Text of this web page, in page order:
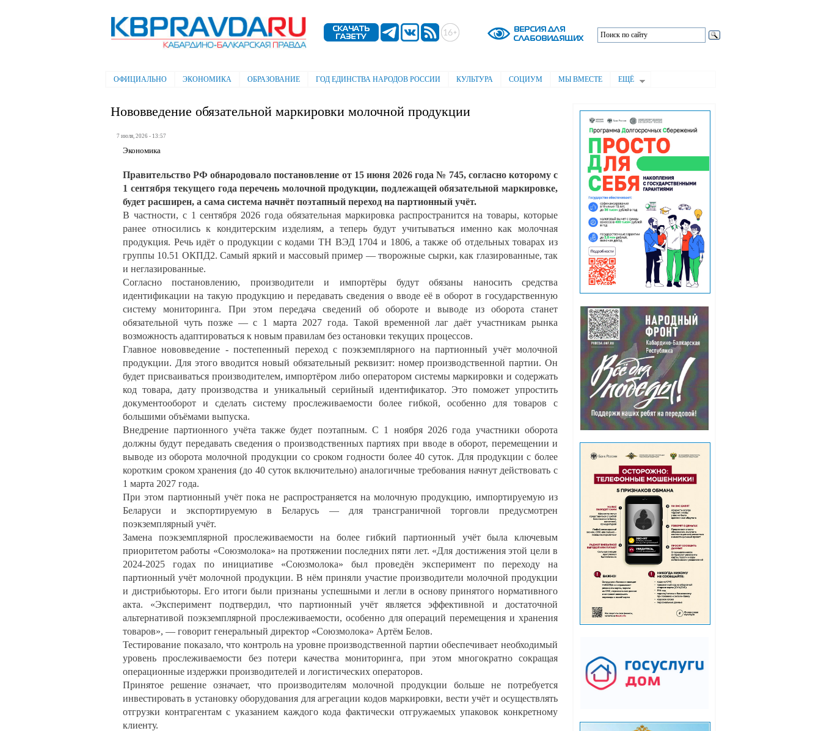
содержанию
Электронная газета "Кабардино-
Балкарская правда"
Главное меню
ОФИЦИАЛЬНО ЭКОНОМИКА ОБРАЗОВАНИЕ ГОД ЕДИНСТВА НАРОДОВ РОССИИ КУЛЬТУРА СОЦИУМ МЫ ВМЕСТЕ ЕЩЁ
Нововведение обязательной маркировки молочной продукции
7 июля, 2026 - 13:57
Экономика
Правительство РФ обнародовало постановление от 15 июня 2026 года № 745, согласно которому с
1 сентября текущего года перечень молочной продукции, подлежащей обязательной маркировке,
будет расширен, а сама система начнёт поэтапный переход на партионный учёт.
В частности, с 1 сентября 2026 года обязательная маркировка распространится на товары, которые
ранее относились к кондитерским изделиям, а теперь будут учитываться именно как молочная
продукция. Речь идёт о продукции с кодами ТН ВЭД 1704 и 1806, а также об отдельных товарах из
группы 10.51 ОКПД2. Самый яркий и массовый пример — творожные сырки, как глазированные, так
и неглазированные.
Согласно постановлению, производители и импортёры будут обязаны наносить средства
идентификации на такую продукцию и передавать сведения о вводе её в оборот в государственную
систему мониторинга. При этом передача сведений об обороте и выводе из оборота станет
обязательной чуть позже — с 1 марта 2027 года. Такой временной лаг даёт участникам рынка
возможность адаптироваться к новым правилам без остановки текущих процессов.
Главное нововведение - постепенный переход с поэкземплярного на партионный учёт молочной
продукции. Для этого вводится новый обязательный реквизит: номер производственной партии. Он
будет присваиваться производителем, импортёром либо оператором системы маркировки и содержать
код товара, дату производства и уникальный серийный идентификатор. Это поможет упростить
документооборот и сделать систему прослеживаемости более гибкой, особенно для товаров с
большими объёмами выпуска.
Внедрение партионного учёта также будет поэтапным. С 1 ноября 2026 года участники оборота
должны будут передавать сведения о производственных партиях при вводе в оборот, перемещении и
выводе из оборота молочной продукции со сроком годности более 40 суток. Для продукции с более
коротким сроком хранения (до 40 суток включительно) аналогичные требования начнут действовать с
1 марта 2027 года.
При этом партионный учёт пока не распространяется на молочную продукцию, импортируемую из
Беларуси и экспортируемую в Беларусь — для трансграничной торговли предусмотрен
поэкземплярный учёт.
Замена поэкземплярной прослеживаемости на более гибкий партионный учёт была ключевым
приоритетом работы «Союзмолока» на протяжении последних пяти лет. «Для достижения этой цели в
2024-2025 годах по инициативе «Союзмолока» был проведён эксперимент по переходу на
партионный учёт молочной продукции. В нём приняли участие производители молочной продукции
и дистрибьюторы. Его итоги были признаны успешными и легли в основу принятого нормативного
акта. «Эксперимент подтвердил, что партионный учёт является эффективной и достаточной
альтернативой поэкземплярной прослеживаемости, особенно для операций перемещения и хранения
товаров», — говорит генеральный директор «Союзмолока» Артём Белов.
Тестирование показало, что контроль на уровне производственной партии обеспечивает необходимый
уровень прослеживаемости без потери качества мониторинга, при этом многократно сокращая
операционные издержки производителей и логистических операторов.
Принятое решение означает, что производителям молочной продукции больше не потребуется
инвестировать в установку оборудования для агрегации кодов маркировки, вести учёт и осуществлять
отгрузки контрагентам с указанием каждого кода фактически отгружаемых упаковок конкретному
клиенту.